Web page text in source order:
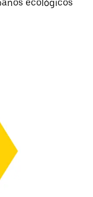
ecológicos